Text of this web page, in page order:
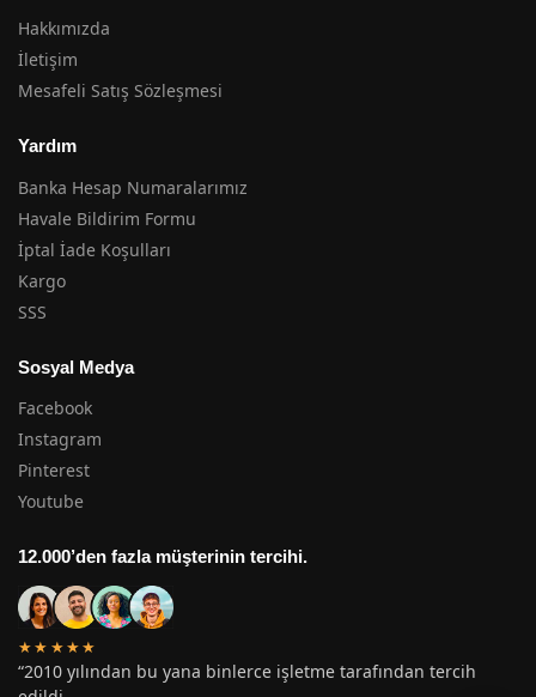
Hakkımızda
İletişim
Mesafeli Satış Sözleşmesi
Yardım
Banka Hesap Numaralarımız
Havale Bildirim Formu
İptal İade Koşulları
Kargo
SSS
Sosyal Medya
Facebook
Instagram
Pinterest
Youtube
12.000’den fazla müşterinin tercihi.
★★★★★
“2010 yılından bu yana binlerce işletme tarafından tercih